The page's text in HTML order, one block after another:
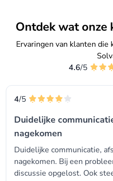
Ontdek wat
Ervaringen van klanten die
4.6/5
4/5
Duidelijke
nagekomen
Duidelijke communicatie,
nagekomen. Bij een
discussie opgelost. Ook